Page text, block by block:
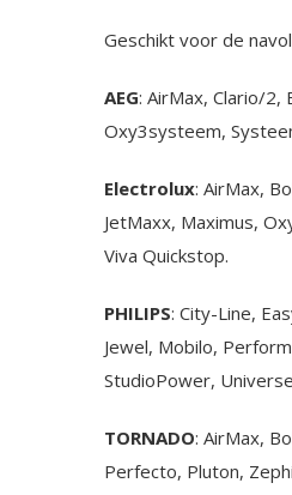
Geschikt voor de
AEG: AirMax, Clario/2,
Oxy3systeem,
Electrolux: AirMax,
JetMaxx, Maximus,
Viva Quickstop.
PHILIPS: City-Line,
Jewel, Mobilo,
StudioPower,
TORNADO: AirMax,
Perfecto, Pluton,